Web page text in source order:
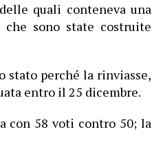
quali conteneva una
sono state costruite
stato perché la rinviasse,
entro il 25 dicembre.
con 58 voti contro 50; la